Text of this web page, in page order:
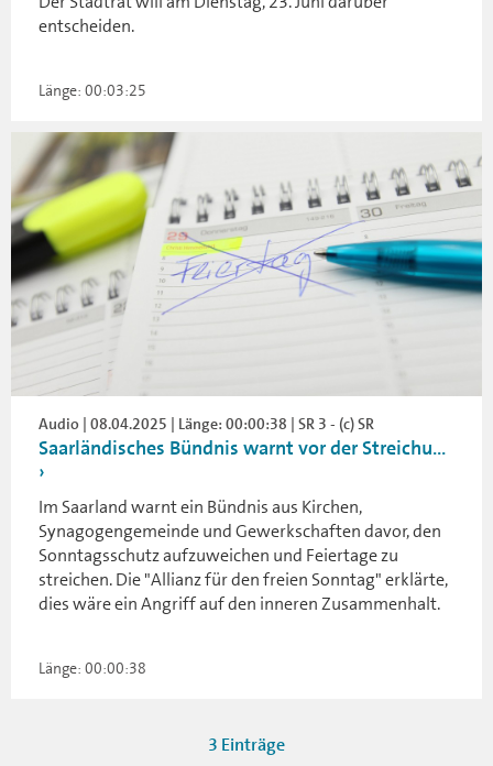
entscheiden.
Länge: 00:03:25
Audio | 08.04.2025 | Länge: 00:00:38 | SR 3 - (c) SR
Saarländisches Bündnis warnt vor der Streichu...
Im Saarland warnt ein Bündnis aus Kirchen,
Synagogengemeinde und Gewerkschaften davor, den
Sonntagsschutz aufzuweichen und Feiertage zu
streichen. Die "Allianz für den freien Sonntag" erklärte,
dies wäre ein Angriff auf den inneren Zusammenhalt.
Länge: 00:00:38
3 Einträge